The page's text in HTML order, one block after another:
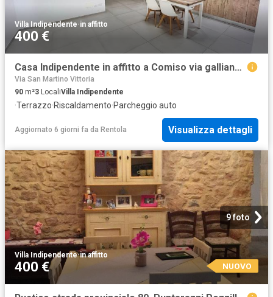
Villa Indipendente·in affitto
400 €
Casa Indipendente in affitto a Comiso via galliano, arredato, box, terrazzo TrovaCasa
Via San Martino Vittoria
90 m²3 LocaliVilla Indipendente
·Terrazzo·Riscaldamento·Parcheggio auto
Aggiornato 6 giorni fa da Rentola Visualizza dettagli
9 foto
Villa Indipendente·in affitto
400 € NUOVO